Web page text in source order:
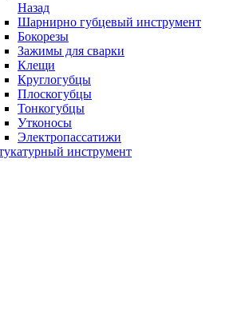
Назад
Шарнирно губцевый инструмент
Бокорезы
Зажимы для сварки
Клещи
Круглогубцы
Плоскогубцы
Тонкогубцы
Утконосы
Электропассатижи
инструмент